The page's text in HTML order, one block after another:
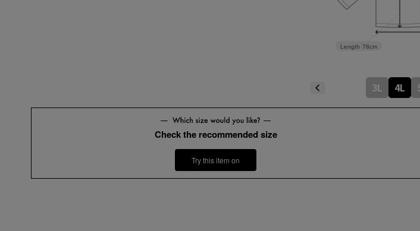
Length 78cm
3L 4L
Check the recommended size
Try this item on